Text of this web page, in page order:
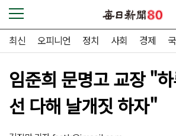
최신 오피니언 정치 사회 경제
임준희 문명고 교장 "
선 다해 날개짓 하자"